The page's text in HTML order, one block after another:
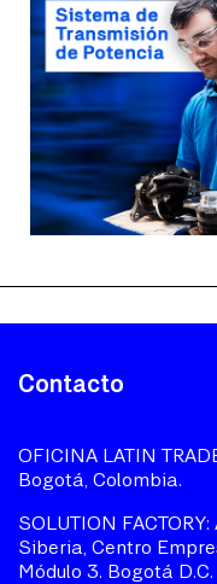
Contacto
OFICINA LATIN
Bogotá, Colombia.
SOLUTION
Siberia, Centro
Módulo 3. Bogotá